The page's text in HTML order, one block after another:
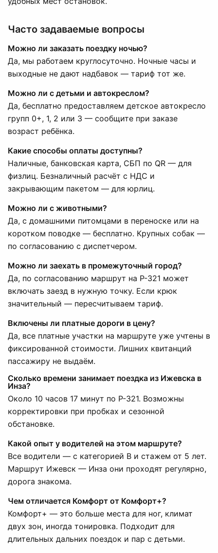
Часто задаваемые вопросы
Можно ли заказать поездку ночью?
Да, мы работаем круглосуточно. Ночные часы и
выходные не дают надбавок — тариф тот же.
Можно ли с детьми и автокреслом?
Да, бесплатно предоставляем детское автокресло
групп 0+, 1, 2 или 3 — сообщите при заказе
возраст ребёнка.
Какие способы оплаты доступны?
Наличные, банковская карта, СБП по QR — для
физлиц. Безналичный расчёт с НДС и
закрывающим пакетом — для юрлиц.
Можно ли с животными?
Да, с домашними питомцами в переноске или на
коротком поводке — бесплатно. Крупных собак —
по согласованию с диспетчером.
Можно ли заехать в промежуточный город?
Да, по согласованию маршрут на Р-321 может
включать заезд в нужную точку. Если крюк
значительный — пересчитываем тариф.
Включены ли платные дороги в цену?
Да, все платные участки на маршруте уже учтены в
фиксированной стоимости. Лишних квитанций
пассажиру не выдаём.
Сколько времени занимает поездка из Ижевска в
Инза?
Около 10 часов 17 минут по Р-321. Возможны
корректировки при пробках и сезонной
обстановке.
Какой опыт у водителей на этом маршруте?
Все водители — с категорией B и стажем от 5 лет.
Маршрут Ижевск — Инза они проходят регулярно,
дорога знакома.
Чем отличается Комфорт от Комфорт+?
Комфорт+ — это больше места для ног, климат
двух зон, иногда тонировка. Подходит для
длительных дальних поездок и пар с детьми.